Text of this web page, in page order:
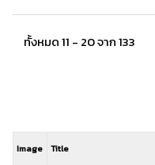
ทั้งหมด 11 - 20 จาก 133
Image Title